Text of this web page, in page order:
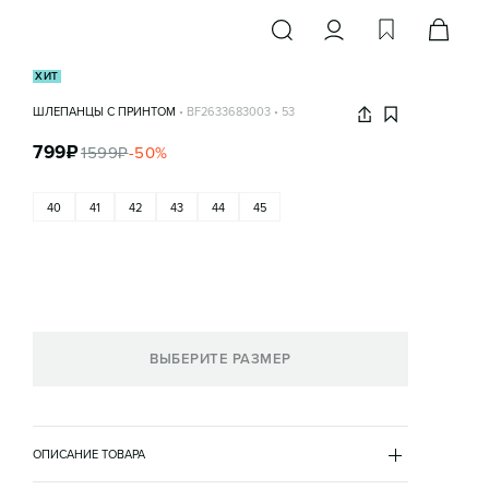
ХИТ
ШЛЕПАНЦЫ С ПРИНТОМ • BF2633683003 • 53
799₽1599₽-50%
ВЫБЕРИТЕ РАЗМЕР
40 41 42 43 44 45
ОПИСАНИЕ ТОВАРА